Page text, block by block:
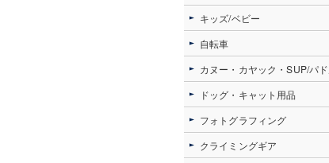
キッズ/ベビー
自転車
カヌー・カヤック・SUP/パ
ドッグ・キャット用品
フォトグラフィング
クライミングギア